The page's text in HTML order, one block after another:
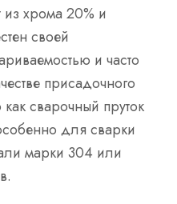
из хрома 20% и
своей
и часто
присадочного
как сварочный пруток
для сварки
марки 304 или